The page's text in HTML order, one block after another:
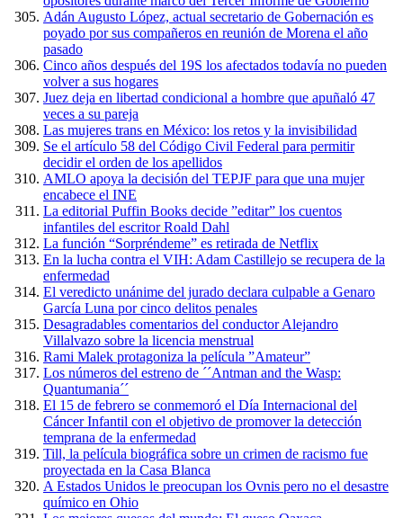
Adán Augusto López, actual secretario de Gobernación es
poyado por sus compañeros en reunión de Morena el año
pasado
Cinco años después del 19S los afectados todavía no pueden
volver a sus hogares
Juez deja en libertad condicional a hombre que apuñaló 47
veces a su pareja
Las mujeres trans en México: los retos y la invisibilidad
Se el artículo 58 del Código Civil Federal para permitir
decidir el orden de los apellidos
AMLO apoya la decisión del TEPJF para que una mujer
encabece el INE
La editorial Puffin Books decide ”editar” los cuentos
infantiles del escritor Roald Dahl
La función “Sorpréndeme” es retirada de Netflix
En la lucha contra el VIH: Adam Castillejo se recupera de la
enfermedad
El veredicto unánime del jurado declara culpable a Genaro
García Luna por cinco delitos penales
Desagradables comentarios del conductor Alejandro
Villalvazo sobre la licencia menstrual
Rami Malek protagoniza la película ”Amateur”
Los números del estreno de ´´Antman and the Wasp:
Quantumania´´
El 15 de febrero se conmemoró el Día Internacional del
Cáncer Infantil con el objetivo de promover la detección
temprana de la enfermedad
Till, la película biográfica sobre un crimen de racismo fue
proyectada en la Casa Blanca
A Estados Unidos le preocupan los Ovnis pero no el desastre
químico en Ohio